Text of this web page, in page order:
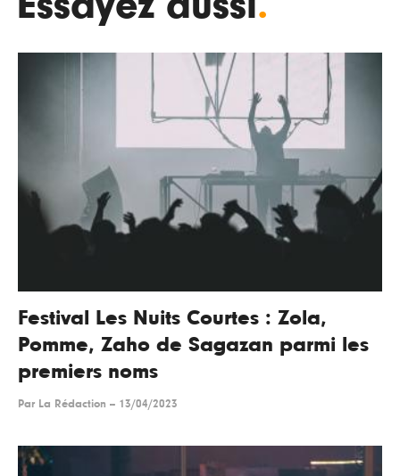
Festival Les Nuits Courtes : Zola,
Pomme, Zaho de Sagazan parmi les
premiers noms
Par La Rédaction -- 13/04/2023